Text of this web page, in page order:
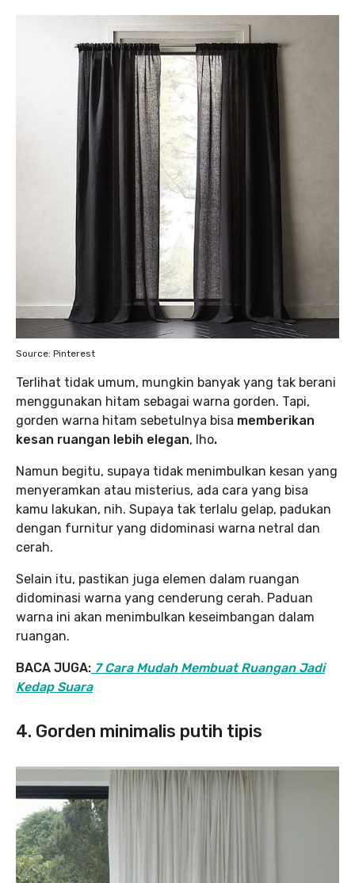
Source: Pinterest
Terlihat tidak umum, mungkin banyak yang tak berani
menggunakan hitam sebagai warna gorden. Tapi,
gorden warna hitam sebetulnya bisa memberikan
kesan ruangan lebih elegan, lho.
Namun begitu, supaya tidak menimbulkan kesan yang
menyeramkan atau misterius, ada cara yang bisa
kamu lakukan, nih. Supaya tak terlalu gelap, padukan
dengan furnitur yang didominasi warna netral dan
cerah.
Selain itu, pastikan juga elemen dalam ruangan
didominasi warna yang cenderung cerah. Paduan
warna ini akan menimbulkan keseimbangan dalam
ruangan.
BACA JUGA: 7 Cara Mudah Membuat Ruangan Jadi
Kedap Suara
4. Gorden minimalis putih tipis